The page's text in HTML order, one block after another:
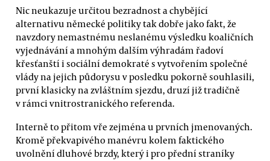
Nic neukazuje určitou bezradnost a chybějící
alternativu německé politiky tak dobře jako fakt, že
navzdory nemastnému neslanému výsledku koaličních
vyjednávání a mnohým dalším výhradám řadoví
křesťanští i sociální demokraté s vytvořením společné
vlády na jejich půdorysu v posledku pokorně souhlasili,
první klasicky na zvláštním sjezdu, druzí již tradičně
v rámci vnitrostranického referenda.
Interně to přitom vře zejména u prvních jmenovaných.
Kromě překvapivého manévru kolem faktického
uvolnění dluhové brzdy, který i pro přední straníky